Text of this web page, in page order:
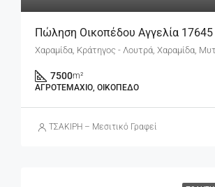
Πώληση Οικοπέδου Αγγελία 17645
7500m²
ΑΓΡΟΤΕΜΆΧΙΟ, ΟΙΚΌΠΕΔΟ
ΤΣΑΚΙΡΗ – Μεσιτικό Γραφείο